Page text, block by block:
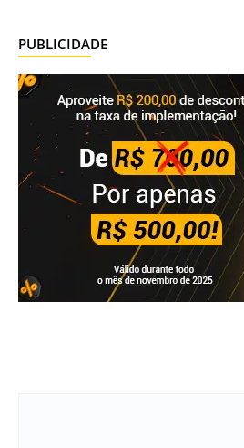
PUBLICIDADE